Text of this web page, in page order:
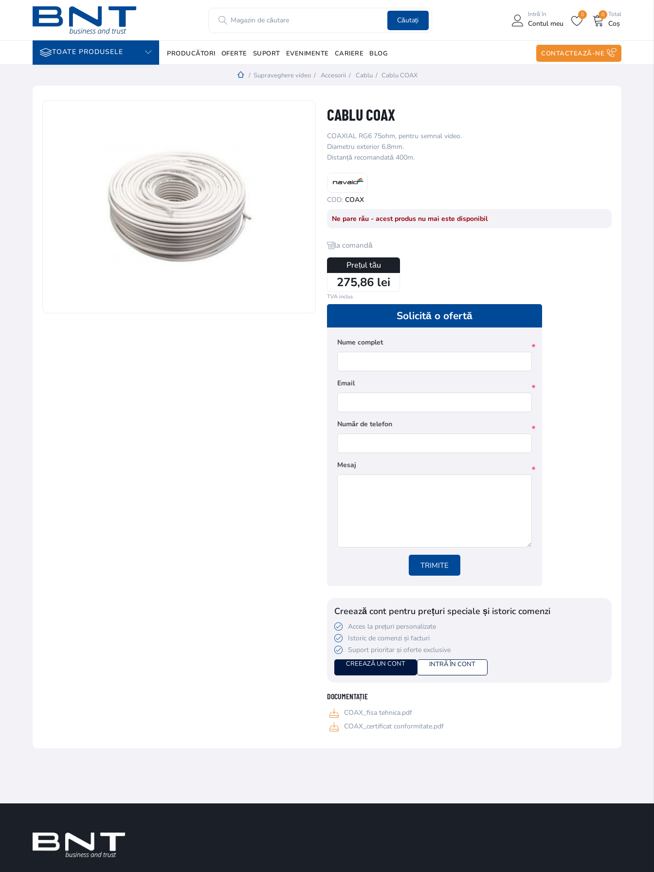
Căutați
Intră în
Contul meu
0 Total
Coș
0
TOATE PRODUSELE PRODUCĂTORI OFERTE SUPORT EVENIMENTE CARIERE BLOG CONTACTEAZĂ-NE
/ Supraveghere video / Accesorii / Cablu / Cablu COAX
CABLU COAX
COAXIAL RG6 75ohm, pentru semnal video.
Diametru exterior 6,8mm.
Distanță recomandată 400m.
COD: COAX
Ne pare rău - acest produs nu mai este disponibil
la comandă
Prețul tău
275,86 lei
TVA inclus
Solicită o ofertă
Nume complet *
Email *
Număr de telefon *
Mesaj *
TRIMITE
Creează cont pentru prețuri speciale și istoric comenzi
Acces la prețuri personalizate
Istoric de comenzi și facturi
Suport prioritar și oferte exclusive
CREEAZĂ UN CONT INTRĂ ÎN CONT
DOCUMENTAȚIE
COAX_fisa tehnica.pdf
COAX_certificat conformitate.pdf